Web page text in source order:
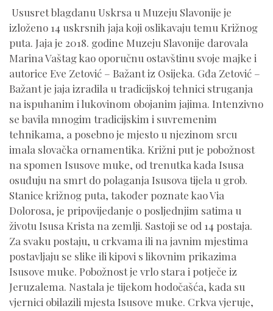
Ususret blagdanu Uskrsa u Muzeju Slavonije je
izloženo 14 uskrsnih jaja koji oslikavaju temu Križnog
puta. Jaja je 2018. godine Muzeju Slavonije darovala
Marina Vaštag kao oporučnu ostavštinu svoje majke i
autorice Eve Zetović – Bažant iz Osijeka. Gđa Zetović –
Bažant je jaja izradila u tradicijskoj tehnici struganja
na ispuhanim i lukovinom obojanim jajima. Intenzivno
se bavila mnogim tradicijskim i suvremenim
tehnikama, a posebno je mjesto u njezinom srcu
imala slovačka ornamentika. Križni put je pobožnost
na spomen Isusove muke, od trenutka kada Isusa
osuđuju na smrt do polaganja Isusova tijela u grob.
Stanice križnog puta, također poznate kao Via
Dolorosa, je pripovijedanje o posljednjim satima u
životu Isusa Krista na zemlji. Sastoji se od 14 postaja.
Za svaku postaju, u crkvama ili na javnim mjestima
postavljaju se slike ili kipovi s likovnim prikazima
Isusove muke. Pobožnost je vrlo stara i potječe iz
Jeruzalema. Nastala je tijekom hodočašća, kada su
vjernici obilazili mjesta Isusove muke. Crkva vjeruje,